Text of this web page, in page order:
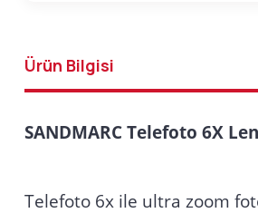
Ürün Bilgisi
SANDMARC Telefoto 6X
Telefoto 6x ile ultra zoom